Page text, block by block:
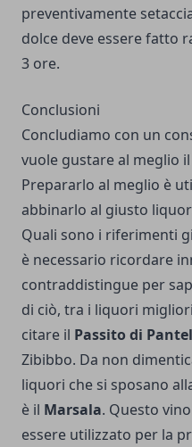
preventivamente
dolce deve essere fatto
3 ore.
Conclusioni
Concludiamo con un
vuole gustare al meglio il
Prepararlo al meglio è
abbinarlo al giusto
Quali sono i riferimenti
è necessario ricordare
contraddistingue per
di ciò, tra i liquori
citare il Passito di
Zibibbo. Da non
liquori che si sposano
è il Marsala. Questo
essere utilizzato per la